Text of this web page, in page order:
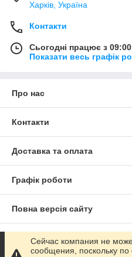
Харків, Україна
Контакти
Сьогодні працює з
Показати весь графік
Про нас
Контакти
Доставка та оплата
Графік роботи
Повна версія сайту
Сайт створено на
Сейчас компания не
сообщения, поскольку